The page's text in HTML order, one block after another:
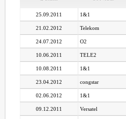
25.09.2011 1&1
21.02.2012 Telekom
24.07.2012 O2
10.06.2011 TELE2
10.08.2011 1&1
23.04.2012 congstar
02.06.2012 1&1
09.12.2011 Versatel